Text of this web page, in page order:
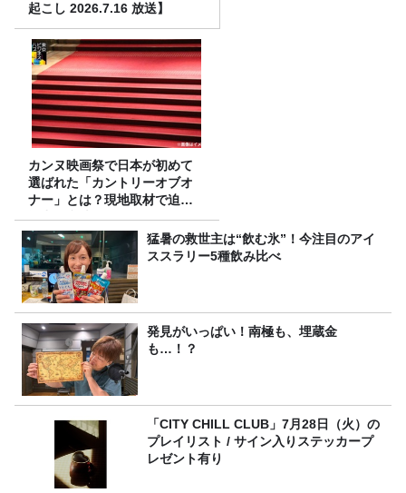
起こし 2026.7.16 放送】
カンヌ映画祭で日本が初めて
選ばれた「カントリーオブオ
ナー」とは？現地取材で迫る
選出の意味
猛暑の救世主は“飲む氷”！今注目のアイ
ススラリー5種飲み比べ
発見がいっぱい！南極も、埋蔵金
も…！？
「CITY CHILL CLUB」7月28日（火）の
プレイリスト / サイン入りステッカープ
レゼント有り